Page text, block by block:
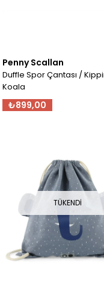
Penny Scallan
Duffle Spor Çantası / Kipping
Koala
₺899,00
TÜKENDI